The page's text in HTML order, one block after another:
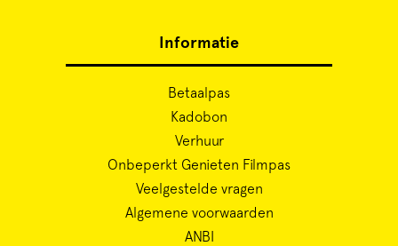
Informatie
Betaalpas
Kadobon
Verhuur
Onbeperkt Genieten Filmpas
Veelgestelde vragen
Algemene voorwaarden
ANBI